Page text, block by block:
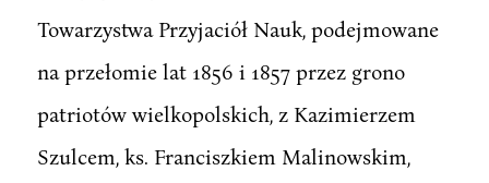
Towarzystwa Przyjaciół Nauk, podejmowane
na przełomie lat 1856 i 1857 przez grono
patriotów wielkopolskich, z Kazimierzem
Szulcem, ks. Franciszkiem Malinowskim,